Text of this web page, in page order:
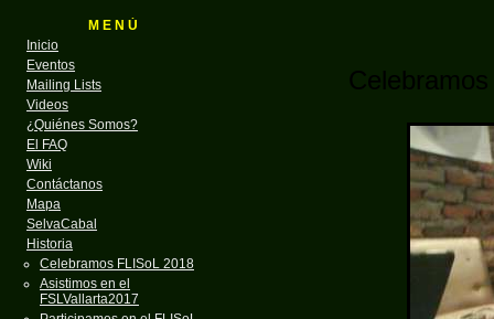
M E N Ú
Inicio
Eventos
Mailing Lists
Videos
¿Quiénes Somos?
El FAQ
Wiki
Contáctanos
Mapa
SelvaCabal
Historia
Celebramos FLISoL 2018
Asistimos en el
FSLVallarta2017